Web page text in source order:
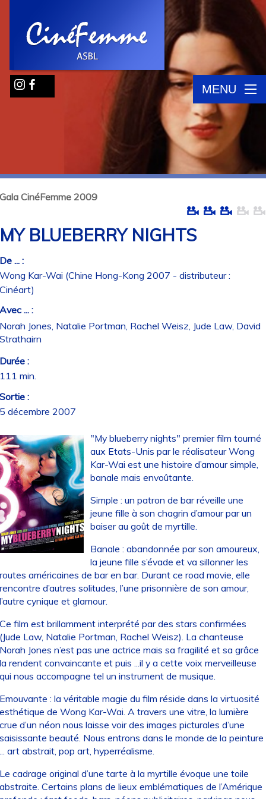
MENU
CinéFemme 2009
BLUEBERRY NIGHTS
... :
Kar-Wai (Chine Hong-Kong 2007 - distributeur :
... :
Jones, Natalie Portman, Rachel Weisz, Jude Law, David
:
min.
:
décembre 2007
"My blueberry nights" premier film tourné
aux Etats-Unis par le réalisateur Wong
Kar-Wai est une histoire d’amour simple,
banale mais envoûtante.
Simple : un patron de bar réveille une
jeune fille à son chagrin d’amour par un
baiser au goût de myrtille.
Banale : abandonnée par son amoureux,
la jeune fille s’évade et va sillonner les
américaines de bar en bar. Durant ce road movie, elle
d’autres solitudes, l’une prisonnière de son amour,
cynique et glamour.
film est brillamment interprété par des stars confirmées
Law, Natalie Portman, Rachel Weisz). La chanteuse
Jones n’est pas une actrice mais sa fragilité et sa grâce
rendent convaincante et puis ...il y a cette voix merveilleuse
nous accompagne tel un instrument de musique.
: la véritable magie du film réside dans la virtuosité
de Wong Kar-Wai. A travers une vitre, la lumière
d’un néon nous laisse voir des images picturales d’une
beauté. Nous entrons dans le monde de la peinture
art abstrait, pop art, hyperréalisme.
cadrage original d’une tarte à la myrtille évoque une toile
Certains plans de lieux emblématiques de l’Amérique